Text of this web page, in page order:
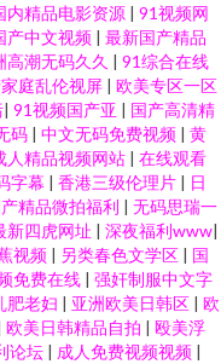
内精品电影资源 | 91视频网
产中文视频 | 最新国产精品
高潮无码久久 | 91综合在线
庭乱伦视屏 | 欧美专区一区
| 91视频国产亚 | 国产高清精
码 | 中文无码免费视频 | 黄
人精品视频网站 | 在线观看
字幕 | 香港三级伦理片 | 日
精品微拍福利 | 无码思瑞一
新四虎网址 | 深夜福利www|
视频 | 另类春色文学区 | 国
免费在线 | 强奸制服中文字
肥老妇 | 亚洲欧美日韩区 | 欧
欧美日韩精品自拍 | 殴美浮
论坛 | 成人免费视频视频 |